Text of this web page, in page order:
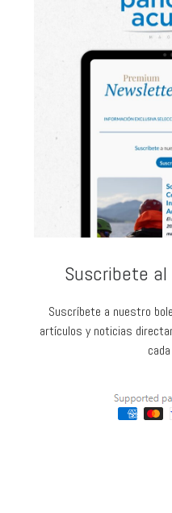
Suscribete
Suscríbete a nuestro
artículos y noticias